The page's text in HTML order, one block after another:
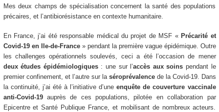
Mes deux champs de spécialisation concernent la santé des populations
précaires, et l’antibiorésistance en contexte humanitaire.
En France, j’ai été responsable médical du projet de MSF « Précarité et
Covid-19 en Ile-de-France» pendant la première vague épidémique. Outre
les challenges opérationnels soulevés, ceci a été l’occasion de mener
deux études épidémiologiques: une sur l’accès aux soins pendant le
premier confinement, et l’autre sur la séroprévalence de la Covid-19. Dans
la continuité, j’ai été à l’initiative d’uneenquête de couverture vaccinale
anti-Covid-19auprès de ces populations, pilotée en collaboration par
Epicentre et Santé Publique France, et mobilisant de nombreux acteurs.